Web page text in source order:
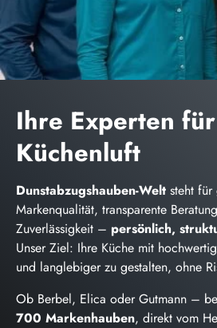
Ihre Experten
Küchenluft
Dunstabzugshauben-Welt steht
Markenqualität, transparente
Zuverlässigkeit – persönlich,
Unser Ziel: Ihre Küche mit
und langlebiger zu gestalten, ohne
Ob Berbel, Elica oder Gutmann –
700 Markenhauben, direkt vom